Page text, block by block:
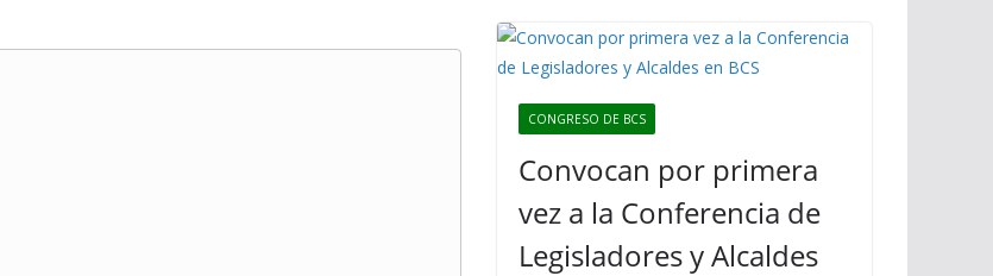
CONGRESO DE BCS
Convocan por primera
vez a la Conferencia de
Legisladores y Alcaldes